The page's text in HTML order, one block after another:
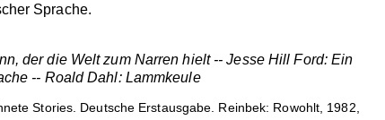
Sprache.
der die Welt zum Narren hielt -- Jesse Hill Ford: Ein
-- Roald Dahl: Lammkeule
Stories. Deutsche Erstausgabe. Reinbek: Rowohlt, 1982,